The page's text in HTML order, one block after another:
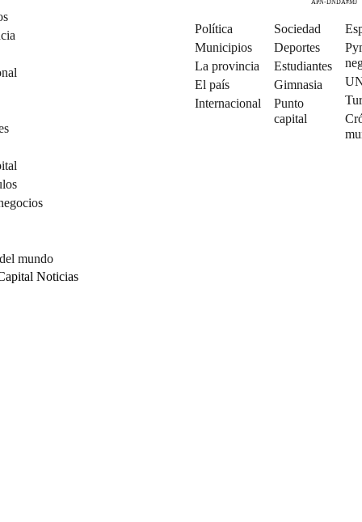
mundo
APN-DNDA#MJ
Política
Municipios
La provincia
El país
Internacional
Sociedad
Deportes
Estudiantes
Gimnasia
Punto
capital